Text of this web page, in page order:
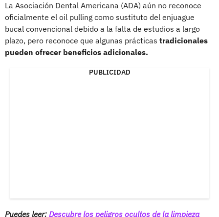
La Asociación Dental Americana (ADA) aún no reconoce
oficialmente el oil pulling como sustituto del enjuague
bucal convencional debido a la falta de estudios a largo
plazo, pero reconoce que algunas prácticas tradicionales
pueden ofrecer beneficios adicionales.
PUBLICIDAD
Puedes leer: Descubre los peligros ocultos de la limpieza